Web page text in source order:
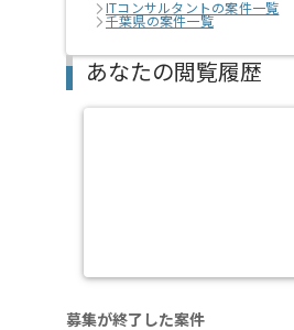
ITコンサルタントの案件一覧
千葉県の案件一覧
あなたの閲覧履歴
募集が終了した案件